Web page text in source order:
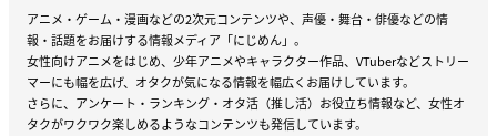
アニメ・ゲーム・漫画などの2次元コンテンツや、声優・舞台・俳優などの情
報・話題をお届けする情報メディア「にじめん」。
女性向けアニメをはじめ、少年アニメやキャラクター作品、VTuberなどストリー
マーにも幅を広げ、オタクが気になる情報を幅広くお届けしています。
さらに、アンケート・ランキング・オタ活（推し活）お役立ち情報など、女性オ
タクがワクワク楽しめるようなコンテンツも発信しています。